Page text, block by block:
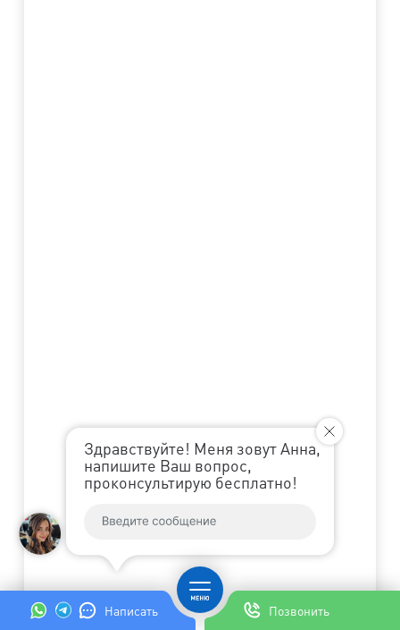
Написать Позвонить
Здравствуйте! Меня зовут Анна,
напишите Ваш вопрос,
проконсультирую бесплатно!